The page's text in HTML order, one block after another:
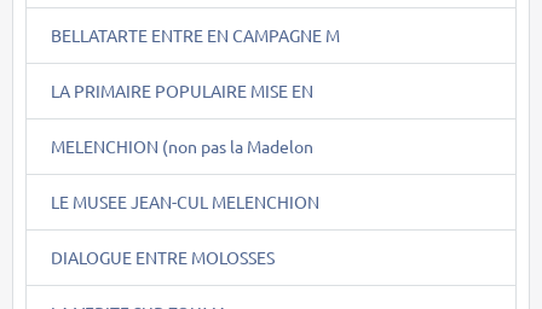
BELLATARTE ENTRE EN CAMPAGNE M
LA PRIMAIRE POPULAIRE MISE EN
MELENCHION (non pas la Madelon
LE MUSEE JEAN-CUL MELENCHION
DIALOGUE ENTRE MOLOSSES